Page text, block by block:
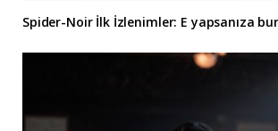
Spider-Noir İlk İzlenimler: E yapsanıza